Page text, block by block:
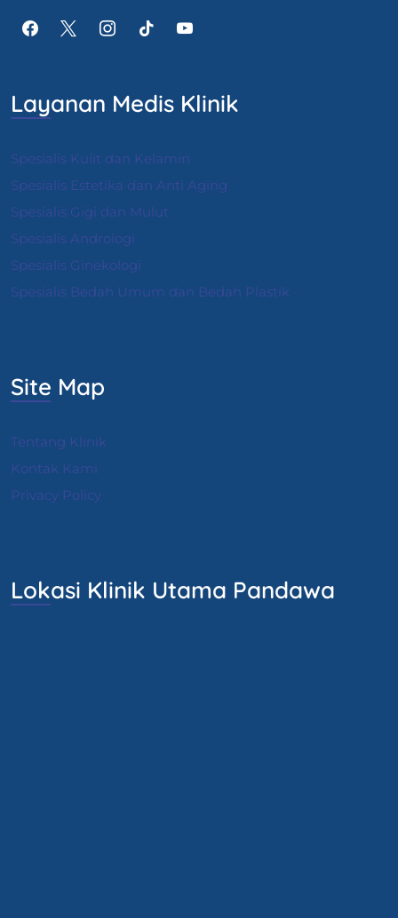
Layanan Medis Klinik
Spesialis Kulit dan Kelamin
Spesialis Estetika dan Anti Aging
Spesialis Gigi dan Mulut
Spesialis Andrologi
Spesialis Ginekologi
Spesialis Bedah Umum dan Bedah Plastik
Site Map
Tentang Klinik
Kontak Kami
Privacy Policy
Lokasi Klinik Utama Pandawa